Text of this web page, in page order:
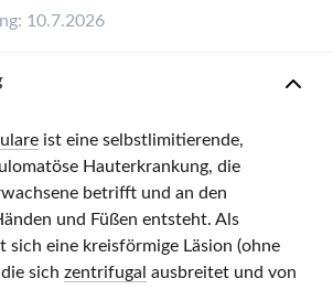
: 10.7.2026
ist eine selbstlimitierende,
Hauterkrankung, die
betrifft und an den
und Füßen entsteht. Als
sich eine kreisförmige Läsion (ohne
sich zentrifugal ausbreitet und von